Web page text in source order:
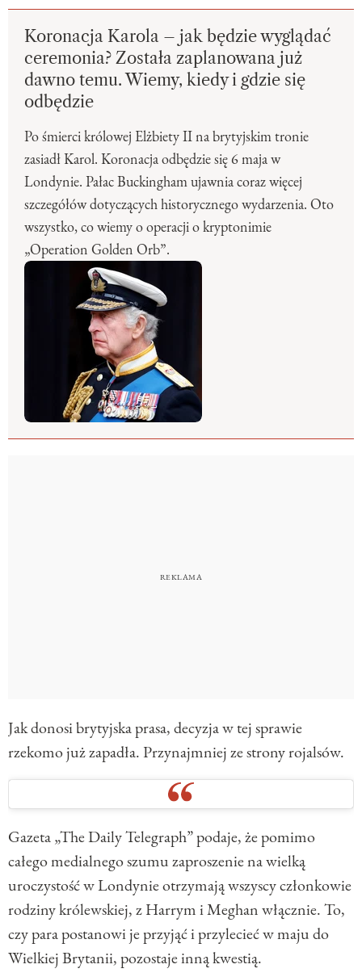
Koronacja Karola – jak będzie wyglądać
ceremonia? Została zaplanowana już
dawno temu. Wiemy, kiedy i gdzie się
odbędzie
Po śmierci królowej Elżbiety II na brytyjskim tronie
zasiadł Karol. Koronacja odbędzie się 6 maja w
Londynie. Pałac Buckingham ujawnia coraz więcej
szczegółów dotyczących historycznego wydarzenia. Oto
wszystko, co wiemy o operacji o kryptonimie
„Operation Golden Orb”.
Jak donosi brytyjska prasa, decyzja w tej sprawie
rzekomo już zapadła. Przynajmniej ze strony rojalsów.
Gazeta „The Daily Telegraph” podaje, że pomimo
całego medialnego szumu zaproszenie na wielką
uroczystość w Londynie otrzymają wszyscy członkowie
rodziny królewskiej, z Harrym i Meghan włącznie. To,
czy para postanowi je przyjąć i przylecieć w maju do
Wielkiej Brytanii, pozostaje inną kwestią.